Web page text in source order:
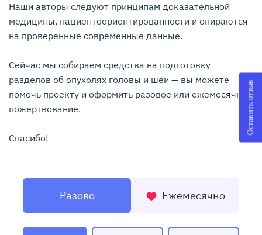
Наши авторы следуют принципам доказательной
медицины, пациентоориентированности и опираются
на проверенные современные данные.
Сейчас мы собираем средства на подготовку
разделов об опухолях головы и шеи — вы можете
помочь проекту и оформить разовое или ежемесячное
пожертвование.
Спасибо!
Разово Ежемесячно
Оставить отзыв